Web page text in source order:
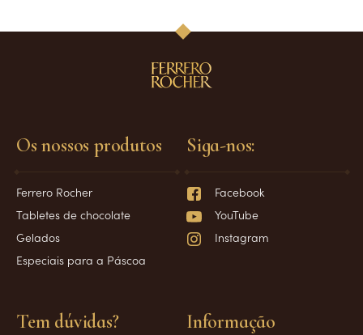
Os nossos produtos
Ferrero Rocher
Tabletes de chocolate
Gelados
Especiais para a Páscoa
Tem dúvidas? Informação
Siga-nos:
Facebook
YouTube
Instagram